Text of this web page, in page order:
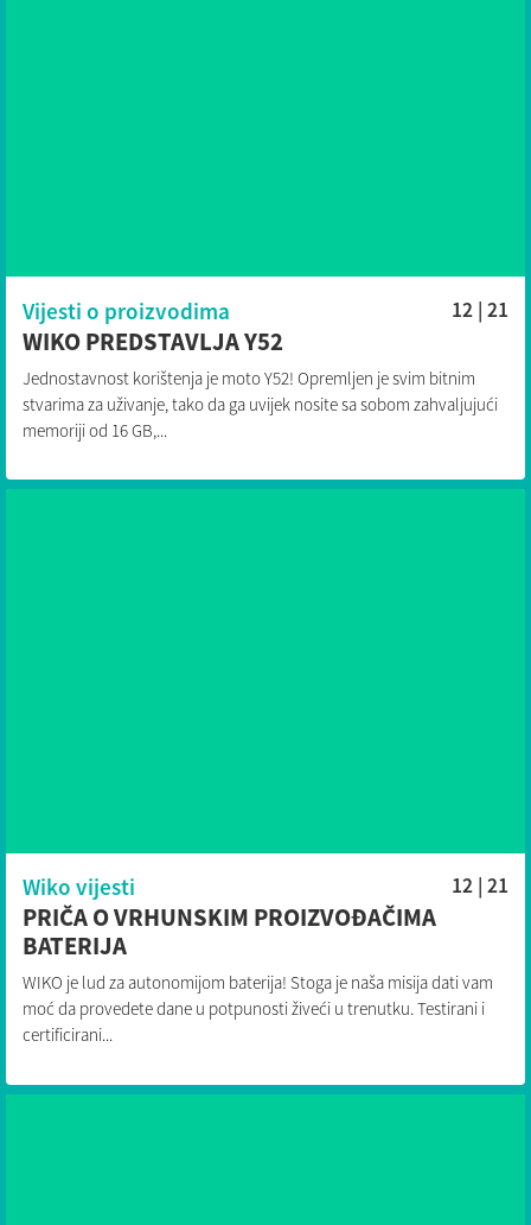
Vijesti o proizvodima 12 | 21
WIKO PREDSTAVLJA Y52
Jednostavnost korištenja je moto Y52! Opremljen je svim bitnim
stvarima za uživanje, tako da ga uvijek nosite sa sobom zahvaljujući
memoriji od 16 GB,...
Wiko vijesti 12 | 21
PRIČA O VRHUNSKIM PROIZVOĐAČIMA
BATERIJA
WIKO je lud za autonomijom baterija! Stoga je naša misija dati vam
moć da provedete dane u potpunosti živeći u trenutku. Testirani i
certificirani...